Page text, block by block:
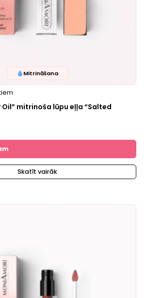
Mitrināšana
mitrinoša lūpu eļļa “Salted
Skatīt vairāk